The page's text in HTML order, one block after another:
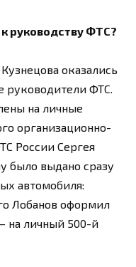
руководству ФТС?
оказались
руководители ФТС.
на личные
организационно-
России Сергея
было выдано сразу
автомобиля:
Лобанов оформил
на личный 500-й